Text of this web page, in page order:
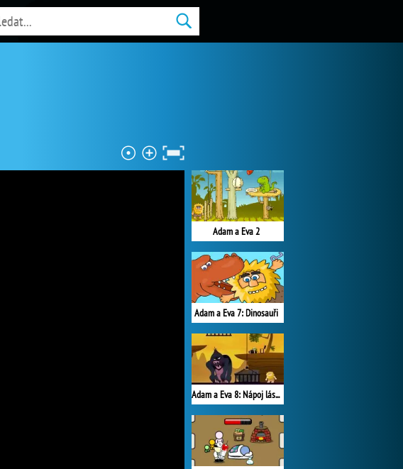
Adam a Eva 2
Adam a Eva 7: Dinosauři
Adam a Eva 8: Nápoj lásky